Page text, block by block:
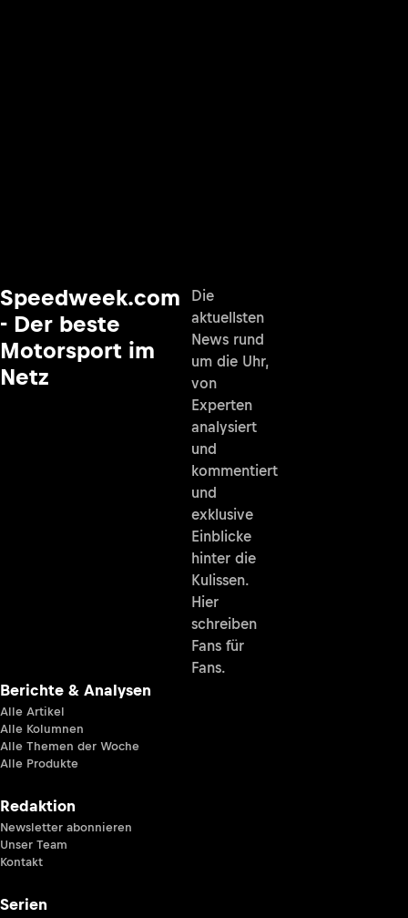
Speedweek.com
- Der beste
Motorsport im
Netz
Die
aktuellsten
News rund
um die Uhr,
von
Experten
analysiert
und
kommentiert
und
exklusive
Einblicke
hinter die
Kulissen.
Hier
schreiben
Fans für
Fans.
Berichte & Analysen
Alle Artikel
Alle Kolumnen
Alle Themen der Woche
Alle Produkte
Redaktion
Newsletter abonnieren
Unser Team
Kontakt
Serien